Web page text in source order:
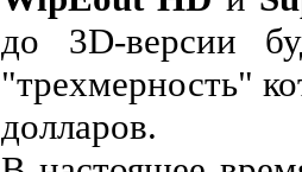
до 3D-версии
"трехмерность"
долларов.